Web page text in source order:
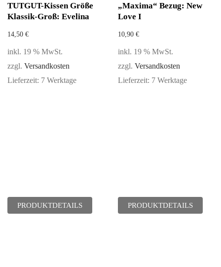
TUTGUT-Kissen Größe
Klassik-Groß: Evelina
14,50 €
inkl. 19 % MwSt.
zzgl. Versandkosten
Lieferzeit: 7 Werktage
PRODUKTDETAILS
„Maxima“ Bezug: New
Love I
10,90 €
inkl. 19 % MwSt.
zzgl. Versandkosten
Lieferzeit: 7 Werktage
PRODUKTDETAILS